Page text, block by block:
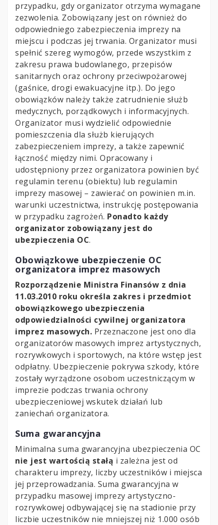
przypadku, gdy organizator otrzyma wymagane
zezwolenia. Zobowiązany jest on również do
odpowiedniego zabezpieczenia imprezy na
miejscu i podczas jej trwania. Organizator musi
spełnić szereg wymogów, przede wszystkim z
zakresu prawa budowlanego, przepisów
sanitarnych oraz ochrony przeciwpożarowej
(gaśnice, drogi ewakuacyjne itp.). Do jego
obowiązków należy także zatrudnienie służb
medycznych, porządkowych i informacyjnych.
Organizator musi wydzielić odpowiednie
pomieszczenia dla służb kierujących
zabezpieczeniem imprezy, a także zapewnić
łączność między nimi. Opracowany i
udostępniony przez organizatora powinien być
regulamin terenu (obiektu) lub regulamin
imprezy masowej – zawierać on powinien m.in.
warunki uczestnictwa, instrukcję postępowania
w przypadku zagrożeń. Ponadto każdy
organizator zobowiązany jest do
ubezpieczenia OC.
Obowiązkowe ubezpieczenie OC
organizatora imprez masowych
Rozporządzenie Ministra Finansów z dnia
11.03.2010 roku określa zakres i przedmiot
obowiązkowego ubezpieczenia
odpowiedzialności cywilnej organizatora
imprez masowych. Przeznaczone jest ono dla
organizatorów masowych imprez artystycznych,
rozrywkowych i sportowych, na które wstęp jest
odpłatny. Ubezpieczenie pokrywa szkody, które
zostały wyrządzone osobom uczestniczącym w
imprezie podczas trwania ochrony
ubezpieczeniowej wskutek działań lub
zaniechań organizatora.
Suma gwarancyjna
Minimalna suma gwarancyjna ubezpieczenia OC
nie jest wartością stałą i zależna jest od
charakteru imprezy, liczby uczestników i miejsca
jej przeprowadzania. Suma gwarancyjna w
przypadku masowej imprezy artystyczno-
rozrywkowej odbywającej się na stadionie przy
liczbie uczestników nie mniejszej niż 1.000 osób